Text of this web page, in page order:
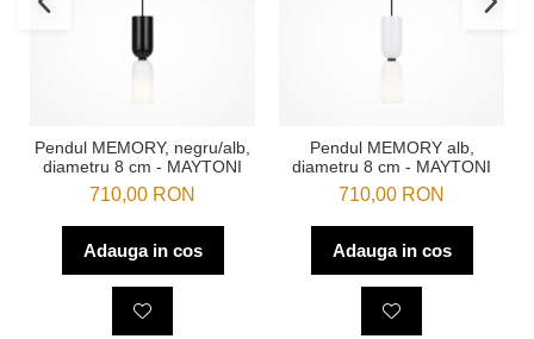
Pendul MEMORY, negru/alb,
diametru 8 cm - MAYTONI
710,00 RON
Adauga in cos
Pendul MEMORY alb,
diametru 8 cm - MAYTONI
710,00 RON
Adauga in cos